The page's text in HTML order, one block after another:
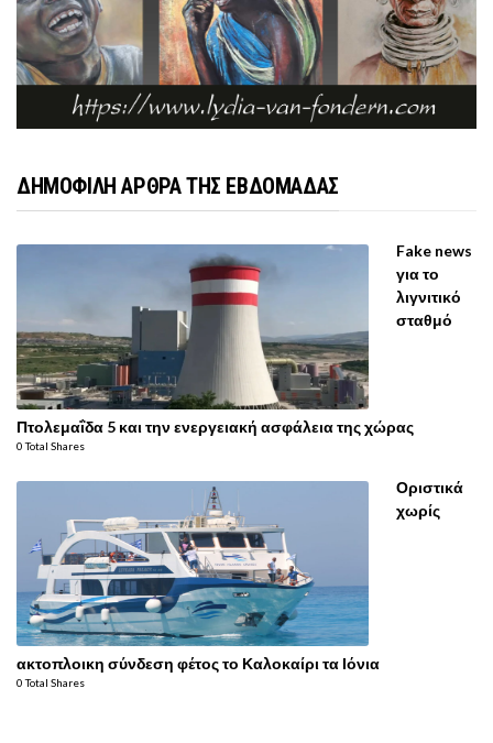
ΔΗΜΟΦΙΛΗ ΑΡΘΡΑ ΤΗΣ ΕΒΔΟΜΑΔΑΣ
Fake news
για το
λιγνιτικό
σταθμό
Πτολεμαΐδα 5 και την ενεργειακή ασφάλεια της χώρας
0 Total Shares
Οριστικά
χωρίς
ακτοπλοικη σύνδεση φέτος το Καλοκαίρι τα Ιόνια
0 Total Shares